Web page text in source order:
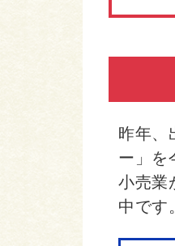
昨年、
ー」を
小売業
中です。